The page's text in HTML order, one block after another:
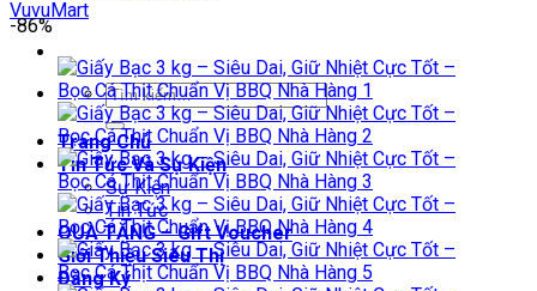
Trang Chủ
Tin Tức Và Sự Kiện
Sự Kiện
Tin Tức
QUÀ TẶNG – Gift Voucher
Giới Thiệu Siêu Thị
Đăng Ký
-86%